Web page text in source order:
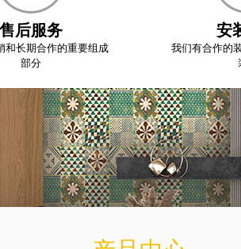
售后服务
和长期合作的重要组成
部分
安
我们有合作的